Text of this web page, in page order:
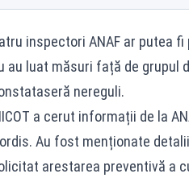
inspectori ANAF ar putea
au luat măsuri față de grupul
nereguli.
a cerut informații de la
Au fost menționate
arestarea preventivă a